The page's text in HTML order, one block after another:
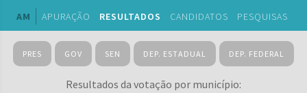
AM APURAÇÃO RESULTADOS CANDIDATOS PESQUISAS
PRES GOV SEN DEP. ESTADUAL DEP. FEDERAL
Resultados da votação por município: